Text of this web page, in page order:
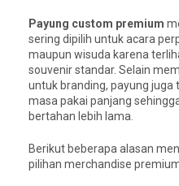
Payung custom premium
sering dipilih untuk acara
maupun wisuda karena
souvenir standar. Selain
untuk branding, payung
masa pakai panjang
bertahan lebih lama.
Berikut beberapa alasan
pilihan merchandise